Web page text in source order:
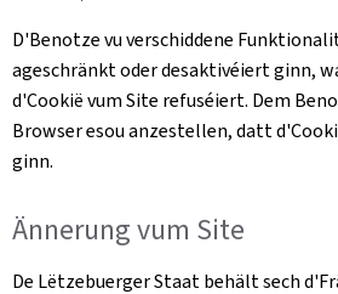
D'Benotze vu verschiddene
ageschränkt oder desaktivéiert ginn,
d'Cookië vum Site refuséiert. Dem
Browser esou anzestellen, datt
ginn.
Ännerung vum Site
De Lëtzebuerger Staat behält sech